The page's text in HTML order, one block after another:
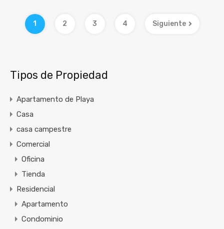
1 2 3 4 Siguiente
Tipos de Propiedad
Apartamento de Playa
Casa
casa campestre
Comercial
Oficina
Tienda
Residencial
Apartamento
Condominio